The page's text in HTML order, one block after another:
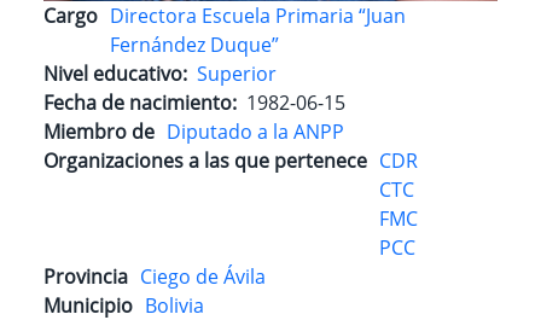
Cargo Directora Escuela Primaria “Juan
Fernández Duque”
Nivel educativo Superior
Fecha de nacimiento 1982-06-15
Miembro de Diputado a la ANPP
Organizaciones a las que pertenece CDR
CTC
FMC
PCC
Provincia Ciego de Ávila
Municipio Bolivia